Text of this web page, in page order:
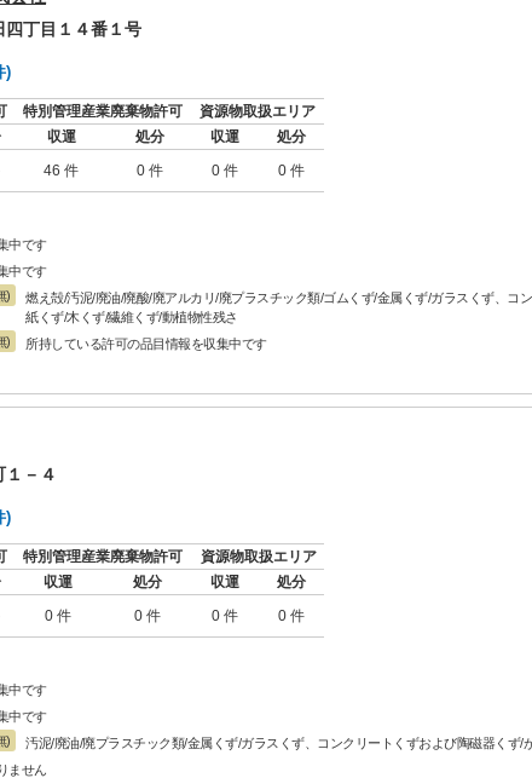
丁目１４番１号
)
特別管理産業廃棄物許可
資源物取扱エリア
収運 処分 収運
処分
46 件 0 件 0 件 0 件
中です
中です
)
燃え殻/汚泥/廃油/廃酸/廃アルカリ/廃プラスチック類/ゴムくず/金属くず/ガラスくず、コ
紙くず/木くず/繊維くず/動植物性残さ
) 所持している許可の品目情報を収集中です
－４
)
特別管理産業廃棄物許可
資源物取扱エリア
収運 処分 収運
処分
0 件 0 件 0 件 0 件
中です
中です
)
汚泥/廃油/廃プラスチック類/金属くず/ガラスくず、コンクリートくずおよび陶磁器くず/
ません